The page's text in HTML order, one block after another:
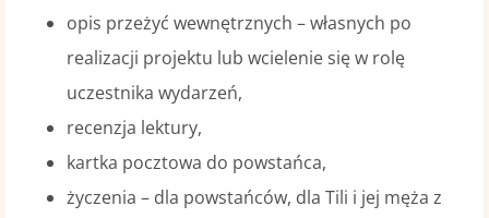
opis przeżyć wewnętrznych – własnych po
realizacji projektu lub wcielenie się w rolę
uczestnika wydarzeń,
recenzja lektury,
kartka pocztowa do powstańca,
życzenia – dla powstańców, dla Tili i jej męża z